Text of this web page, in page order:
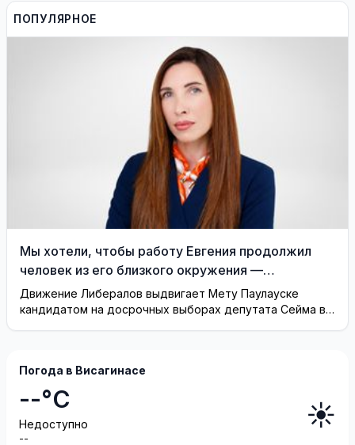
против Ирана
ПОПУЛЯРНОЕ
Мы хотели, чтобы работу Евгения продолжил
человек из его близкого окружения —
Висагинское отделение Либерального движения
Движение Либералов выдвигает Мету Паулауске
кандидатом на досрочных выборах депутата Сейма в
Погода в Висагинасе
--°C
Недоступно
--
☀️